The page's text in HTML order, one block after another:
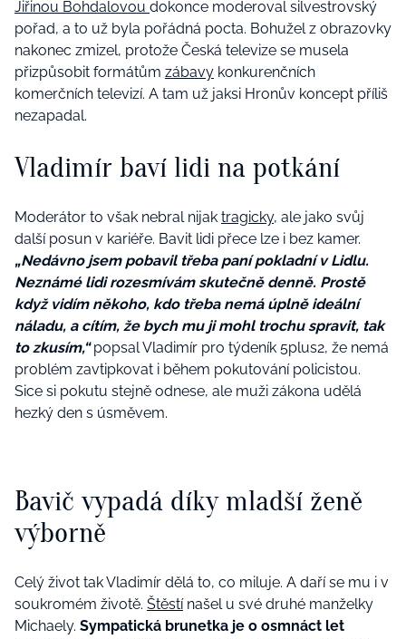
Jiřinou Bohdalovou dokonce moderoval silvestrovský
pořad, a to už byla pořádná pocta. Bohužel z obrazovky
nakonec zmizel, protože Česká televize se musela
přizpůsobit formátům zábavy konkurenčních
komerčních televizí. A tam už jaksi Hronův koncept příliš
nezapadal.
Vladimír baví lidi na potkání
Moderátor to však nebral nijak tragicky, ale jako svůj
další posun v kariéře. Bavit lidi přece lze i bez kamer.
„Nedávno jsem pobavil třeba paní pokladní v Lidlu.
Neznámé lidi rozesmívám skutečně denně. Prostě
když vidím někoho, kdo třeba nemá úplně ideální
náladu, a cítím, že bych mu ji mohl trochu spravit, tak
to zkusím,“popsal Vladimír pro týdeník 5plus2, že nemá
problém zavtipkovat i během pokutování policistou.
Sice si pokutu stejně odnese, ale muži zákona udělá
hezký den s úsměvem.
Bavič vypadá díky mladší ženě
výborně
Celý život tak Vladimír dělá to, co miluje. A daří se mu i v
soukromém životě. Štěstínašel u své druhé manželky
Michaely. Sympatická brunetka je o osmnáct let